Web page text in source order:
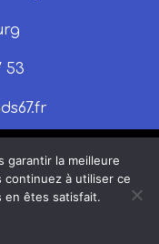
53
par Claire
garantir la meilleure
à utiliser ce
en êtes satisfait.